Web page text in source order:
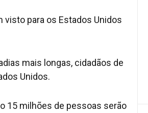
visto para os Estados Unidos
mais longas, cidadãos de
Unidos.
15 milhões de pessoas serão